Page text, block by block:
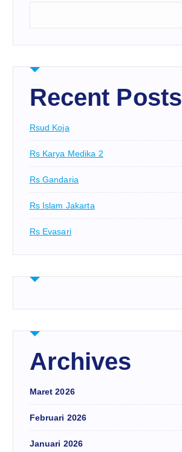
Recent Posts
Rsud Koja
Rs Karya Medika 2
Rs Gandaria
Rs Islam Jakarta
Rs Evasari
Archives
Maret 2026
Februari 2026
Januari 2026